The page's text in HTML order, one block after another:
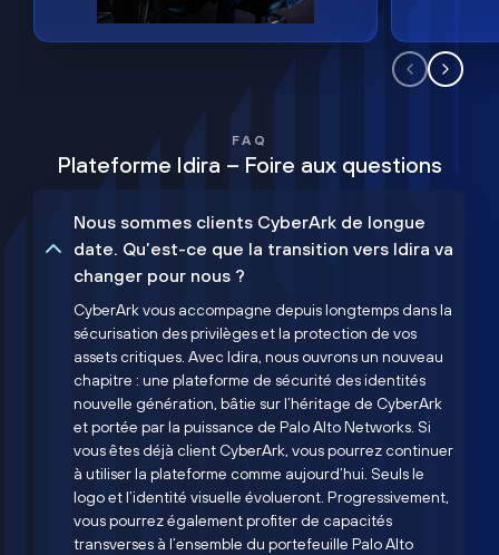
FAQ
Plateforme Idira – Foire aux questions
Nous sommes clients CyberArk de longue
date. Qu’est-ce que la transition vers Idira va
changer pour nous ?
CyberArk vous accompagne depuis longtemps dans la
sécurisation des privilèges et la protection de vos
assets critiques. Avec Idira, nous ouvrons un nouveau
chapitre : une plateforme de sécurité des identités
nouvelle génération, bâtie sur l’héritage de CyberArk
et portée par la puissance de Palo Alto Networks. Si
vous êtes déjà client CyberArk, vous pourrez continuer
à utiliser la plateforme comme aujourd’hui. Seuls le
logo et l’identité visuelle évolueront. Progressivement,
vous pourrez également profiter de capacités
transverses à l’ensemble du portefeuille Palo Alto